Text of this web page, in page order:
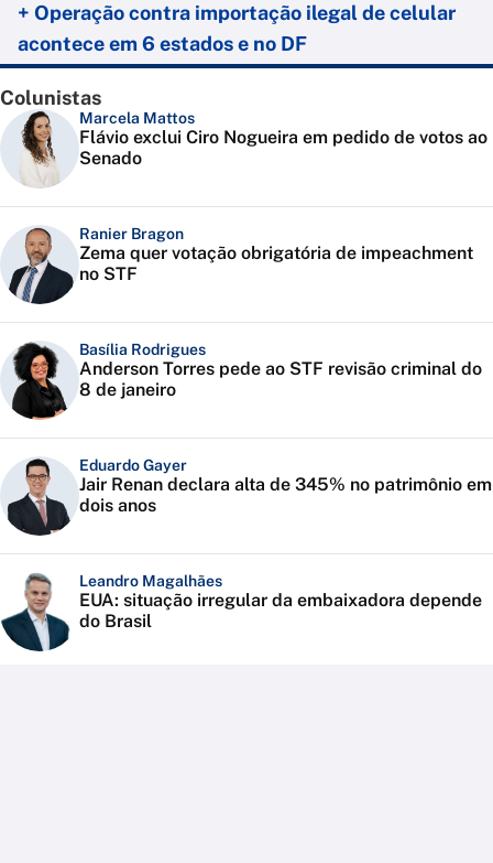
+ Operação contra importação ilegal de celular
acontece em 6 estados e no DF
Colunistas
Marcela Mattos
Flávio exclui Ciro Nogueira em pedido de votos ao
Senado
Ranier Bragon
Zema quer votação obrigatória de impeachment
no STF
Basília Rodrigues
Anderson Torres pede ao STF revisão criminal do
8 de janeiro
Eduardo Gayer
Jair Renan declara alta de 345% no patrimônio em
dois anos
Leandro Magalhães
EUA: situação irregular da embaixadora depende
do Brasil